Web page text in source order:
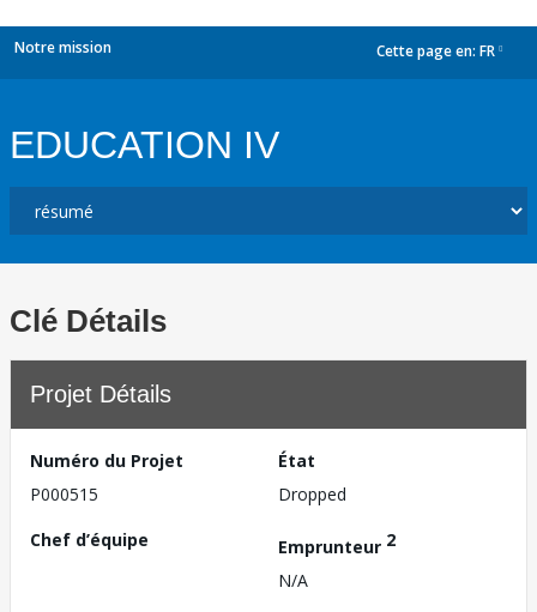
Notre mission Cette page en: FR
EDUCATION IV
Clé Détails
Projet Détails
Numéro du Projet
P000515
État
Dropped
Chef d’équipe
Emprunteur 2
N/A